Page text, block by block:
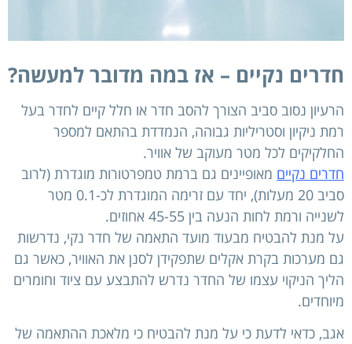
חדרים נקיים – אז במה מדובר למעשה?
הרעיון נסוב סביב הצורך להסב חדר או חלל קיים לחדר בעל
רמת ניקיון וסטריליות גבוהה, הנמדדת בהתאם למספר
החלקיקים לכל מטר מעוקב של אוויר.
חדרים נקיים מאופיינים גם ברמת טמפרטורות מוגדרת (לרוב
סביב 20 מעלות), יחד עם זרימה המוגדרת לכ-0.1 מטר
לשנייה ורמת לחות הנעה בין 45-55 אחוזים.
על מנת להבטיח מבעוד מועד התאמה של חדר נקי, נדרשות
גם מערכות בקרת אקלים שתפקידן לסנן את האוויר, כאשר גם
הליך הניקוי עצמו של החדר נדרש להתבצע עם ציוד וחומרים
מיוחדים.
אגב, כדאי לדעת כי על מנת להבטיח כי מלאכת ההתאמה של